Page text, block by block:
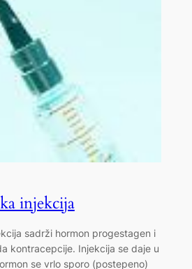
injekcija
sadrži hormon progestagen i
kontracepcije. Injekcija se daje u
se vrlo sporo (postepeno)